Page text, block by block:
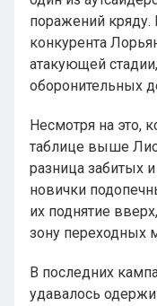
поражений
конкурента
атакующей
оборонительных
Несмотря на это,
таблице выше
разница забитых
новички
их поднятие
зону переходных
В последних
удавалось